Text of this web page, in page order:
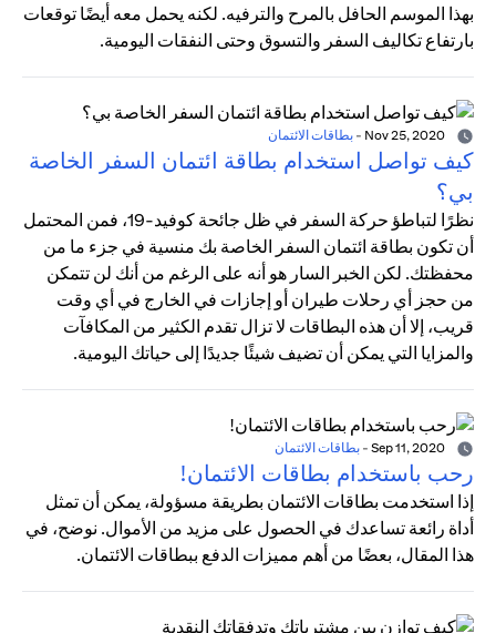
بهذا الموسم الحافل بالمرح والترفيه. لكنه يحمل معه أيضًا توقعات
بارتفاع تكاليف السفر والتسوق وحتى النفقات اليومية.
- بطاقات الائتمان
كيف تواصل استخدام بطاقة ائتمان السفر الخاصة
بي؟
نظرًا لتباطؤ حركة السفر في ظل جائحة كوفيد-19، فمن المحتمل
أن تكون بطاقة ائتمان السفر الخاصة بك منسية في جزء ما من
محفظتك. لكن الخبر السار هو أنه على الرغم من أنك لن تتمكن
من حجز أي رحلات طيران أو إجازات في الخارج في أي وقت
قريب، إلا أن هذه البطاقات لا تزال تقدم الكثير من المكافآت
والمزايا التي يمكن أن تضيف شيئًا جديدًا إلى حياتك اليومية.
- بطاقات الائتمان
رحب باستخدام بطاقات الائتمان!
إذا استخدمت بطاقات الائتمان بطريقة مسؤولة، يمكن أن تمثل
أداة رائعة تساعدك في الحصول على مزيد من الأموال. نوضح، في
هذا المقال، بعضًا من أهم مميزات الدفع ببطاقات الائتمان.